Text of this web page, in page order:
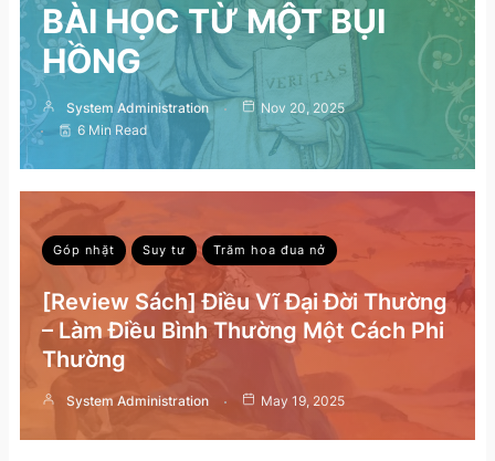
BÀI HỌC TỪ MỘT BỤI
HỒNG
System Administration
Nov 20, 2025
6 Min Read
Góp nhặt Suy tư Trăm hoa đua nở
[Review Sách] Điều Vĩ Đại Đời Thường
– Làm Điều Bình Thường Một Cách Phi
Thường
System Administration May 19, 2025